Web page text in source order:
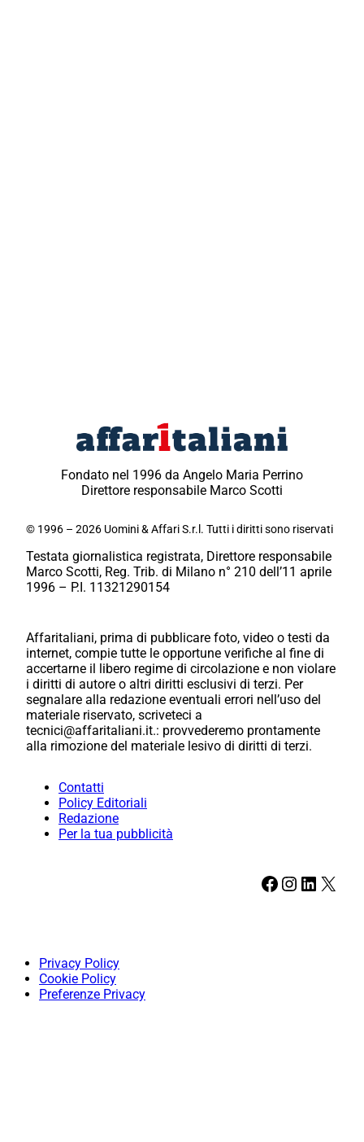
Fondato nel 1996 da Angelo Maria Perrino
Direttore responsabile Marco Scotti
© 1996 – 2026 Uomini & Affari S.r.l. Tutti i diritti sono riservati
Testata giornalistica registrata, Direttore responsabile
Marco Scotti, Reg. Trib. di Milano n° 210 dell’11 aprile
1996 – P.I. 11321290154
Affaritaliani, prima di pubblicare foto, video o testi da
internet, compie tutte le opportune verifiche al fine di
accertarne il libero regime di circolazione e non violare
i diritti di autore o altri diritti esclusivi di terzi. Per
segnalare alla redazione eventuali errori nell’uso del
materiale riservato, scriveteci a
tecnici@affaritaliani.it.: provvederemo prontamente
alla rimozione del materiale lesivo di diritti di terzi.
Contatti
Policy Editoriali
Redazione
Per la tua pubblicità
Facebook Instagram LinkedIn X
Privacy Policy
Cookie Policy
Preferenze Privacy